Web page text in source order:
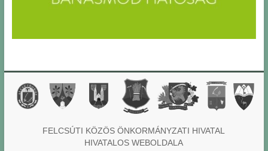
FELCSÚTI KÖZÖS ÖNKORMÁNYZATI HIVATAL
HIVATALOS WEBOLDALA